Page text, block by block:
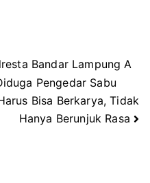
Bandar Lampung A
Pengedar Sabu
Bisa Berkarya, Tidak
Hanya Berunjuk Rasa